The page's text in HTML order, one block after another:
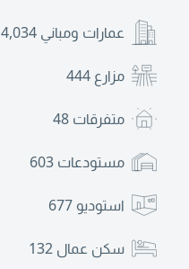
عمارات ومباني 4,034
مزارع 444
متفرقات 48
مستودعات 603
استوديو 677
سكن عمال 132